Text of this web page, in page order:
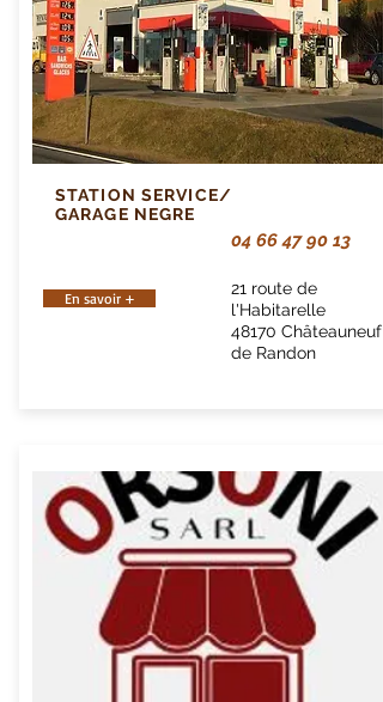
STATION SERVICE/
GARAGE NEGRE
04 66 47 90 13
En savoir +
21 route de
l'Habitarelle
48170 Châteauneuf
de Randon